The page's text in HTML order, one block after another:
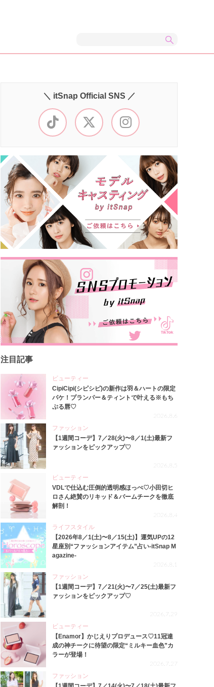
＼ itSnap Official SNS ／
注目記事
ビューティー
CipiCipi(シピシピ)の新作は羽＆ハートの限定
パケ！プランパー＆ティントで叶える※もち
ぷる唇♡
2026.8.6
ファッション
【1週間コーデ】7／28(火)〜8／1(土)最新フ
ァッションをピックアップ♡
2026.8.5
ビューティー
VDLで仕込む圧倒的透明感ほっぺ♡小田切ヒ
ロさん絶賛のリキッド＆バームチークを徹底
解剖！
2026.8.4
ライフスタイル
【2026年8／1(土)〜8／15(土)】運気UPの12
星座別“ファッションアイテム”占い-itSnap M
agazine-
2026.8.1
ファッション
【1週間コーデ】7／21(火)〜7／25(土)最新フ
ァッションをピックアップ♡
2026.7.29
ビューティー
【Enamor】かじえりプロデュース♡11冠達
成の神チークに待望の限定“ミルキー血色”カ
ラーが登場！
2026.7.27
ファッション